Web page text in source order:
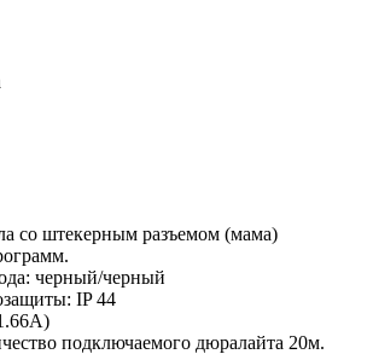
со штекерным разъемом (мама)
черный/черный
IP 44
подключаемого дюралайта 20м.